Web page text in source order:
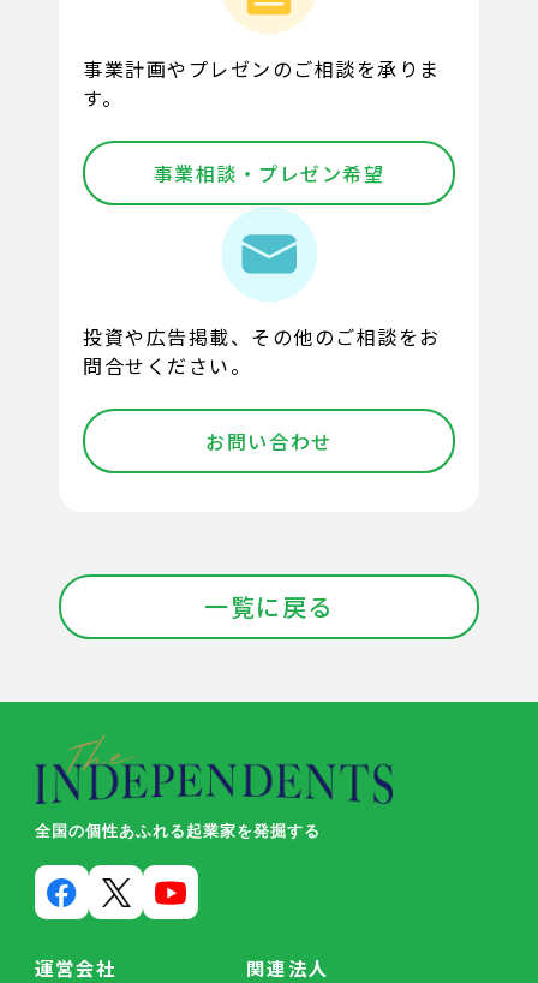
事業計画やプレゼンのご相談を承りま
す。
事業相談・プレゼン希望
投資や広告掲載、その他のご相談をお
問合せください。
お問い合わせ
一覧に戻る
全国の個性あふれる起業家を発掘する
運営会社 関連法人